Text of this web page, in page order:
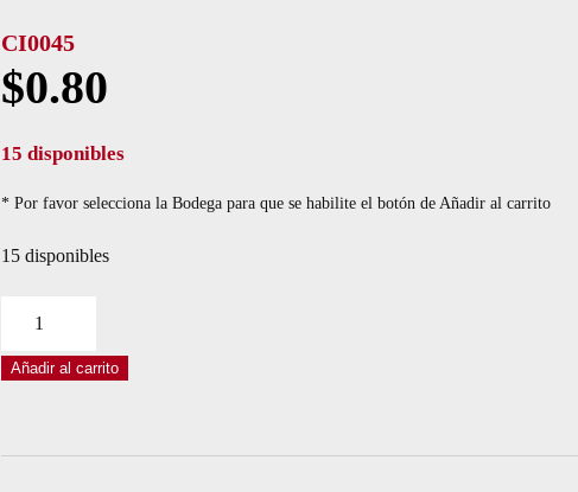
CI0045
$0.80
15 disponibles
* Por favor selecciona la Bodega para que se habilite el botón de Añadir al carrito
15 disponibles
DIP
Añadir al carrito